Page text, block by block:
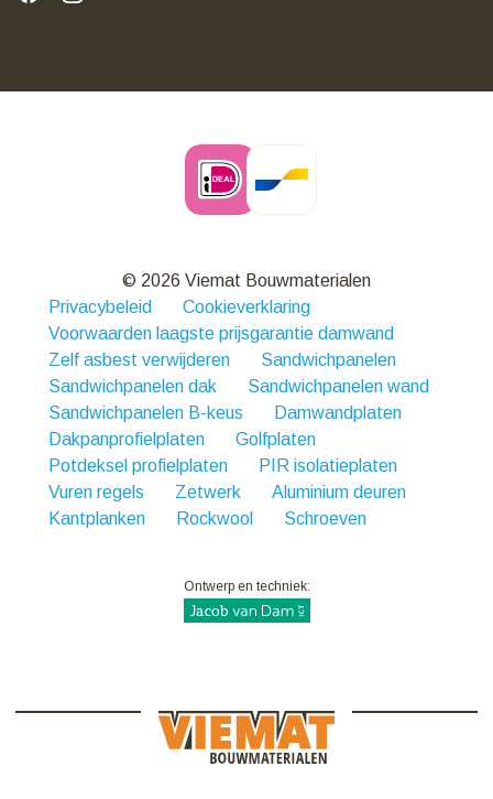
© 2026 Viemat Bouwmaterialen
Privacybeleid
Cookieverklaring
Voorwaarden laagste prijsgarantie damwand
Zelf asbest verwijderen
Sandwichpanelen
Sandwichpanelen dak
Sandwichpanelen wand
Sandwichpanelen B-keus
Damwandplaten
Dakpanprofielplaten
Golfplaten
Potdeksel profielplaten
PIR isolatieplaten
Vuren regels
Zetwerk
Aluminium deuren
Kantplanken
Rockwool Schroeven
Ontwerp en techniek: